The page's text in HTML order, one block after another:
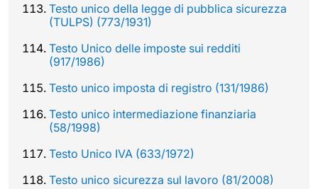
Testo unico della legge di pubblica sicurezza
(TULPS) (773/1931)
Testo Unico delle imposte sui redditi
(917/1986)
Testo unico imposta di registro (131/1986)
Testo unico intermediazione finanziaria
(58/1998)
Testo Unico IVA (633/1972)
Testo unico sicurezza sul lavoro (81/2008)